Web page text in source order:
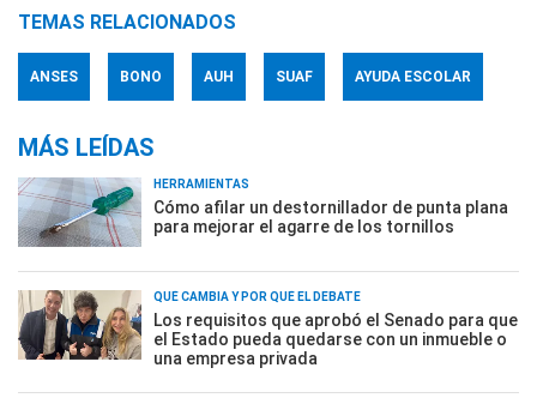
TEMAS RELACIONADOS
ANSES BONO AUH SUAF AYUDA ESCOLAR
MÁS LEÍDAS
HERRAMIENTAS
Cómo afilar un destornillador de punta plana
para mejorar el agarre de los tornillos
QUÉ CAMBIA Y POR QUÉ EL DEBATE
Los requisitos que aprobó el Senado para que
el Estado pueda quedarse con un inmueble o
una empresa privada